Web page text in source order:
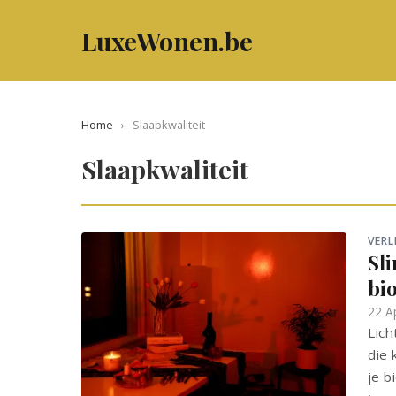
LuxeWonen.be
Home › Slaapkwaliteit
Slaapkwaliteit
22
die
je